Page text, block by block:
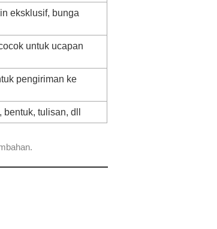
eksklusif, bunga
untuk ucapan
pengiriman ke
tulisan, dll